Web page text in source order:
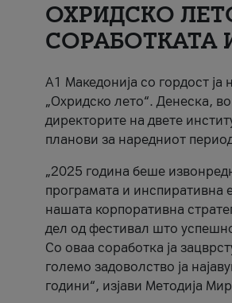
ОХРИДСКО
СОРАБОТКАТА
A1 Македонија со гордост
„Охридско лето“. Денеска,
директорите на двете
планови за наредниот
„2025 година беше
програмата и инспиративна
нашата корпоративна
дел од фестивал што
Со оваа соработка ја
големо задоволство ја
години“, изјави Методија